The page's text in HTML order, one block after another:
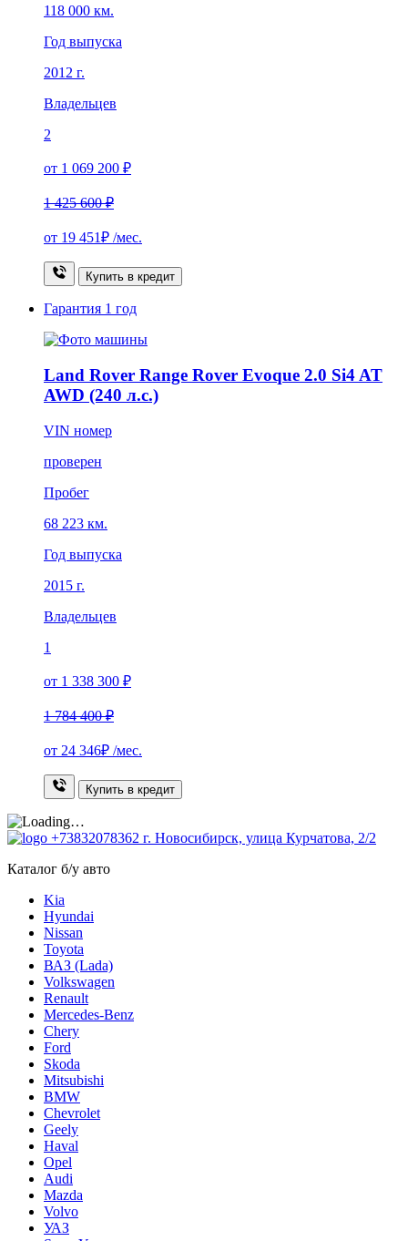
118 000 км.
Год выпуска
2012 г.
Владельцев
2
от 1 069 200 ₽
1 425 600 ₽
от 19 451₽ /мес.
Купить в кредит
Гарантия 1 год
Land Rover Range Rover Evoque 2.0 Si4 AT
AWD (240 л.с.)
VIN номер
проверен
Пробег
68 223 км.
Год выпуска
2015 г.
Владельцев
1
от 1 338 300 ₽
1 784 400 ₽
от 24 346₽ /мес.
Купить в кредит
+73832078362 г. Новосибирск, улица Курчатова, 2/2
Каталог б/у авто
Kia
Hyundai
Nissan
Toyota
ВАЗ (Lada)
Volkswagen
Renault
Mercedes-Benz
Chery
Ford
Skoda
Mitsubishi
BMW
Chevrolet
Geely
Haval
Opel
Audi
Mazda
Volvo
УАЗ